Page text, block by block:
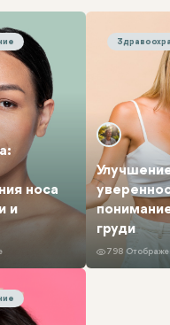
носа
и
Искусство
груди
798
Улучшение